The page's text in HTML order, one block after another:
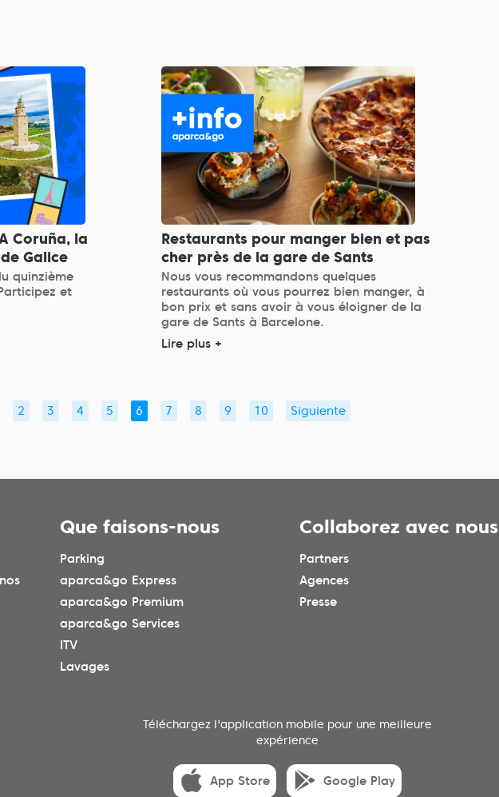
Coruña, la
Galice
quinzième
et
Restaurants pour manger bien et pas
cher près de la gare de Sants
Nous vous recommandons quelques
restaurants où vous pourrez bien manger, à
bon prix et sans avoir à vous éloigner de la
gare de Sants à Barcelone.
Lire plus +
2 3 4 5 6 7 8 9 10 Siguiente
Que faisons-nous
Parking
aparca&go Express
aparca&go Premium
aparca&go Services
ITV
Lavages
Collaborez avec nous
Partners
Agences
Presse
Téléchargez l'application mobile pour une meilleure
expérience
App Store Google Play